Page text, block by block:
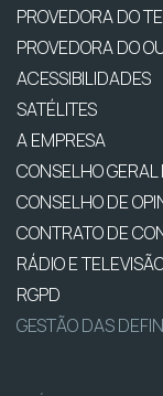
PROVEDORA DO
PROVEDORA DO
ACESSIBILIDADES
SATÉLITES
A EMPRESA
CONSELHO
CONSELHO DE
CONTRATO DE
RÁDIO E
RGPD
GESTÃO DAS